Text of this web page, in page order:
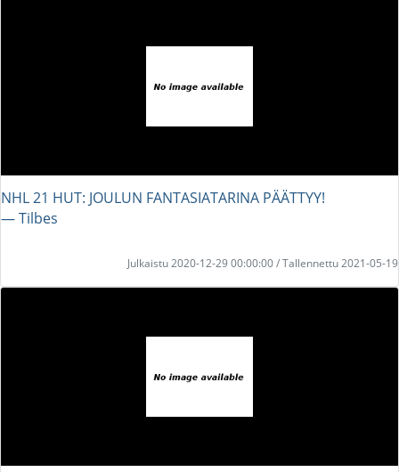
NHL 21 HUT: JOULUN FANTASIATARINA PÄÄTTYY!
― Tilbes
Julkaistu 2020-12-29 00:00:00 / Tallennettu 2021-05-19